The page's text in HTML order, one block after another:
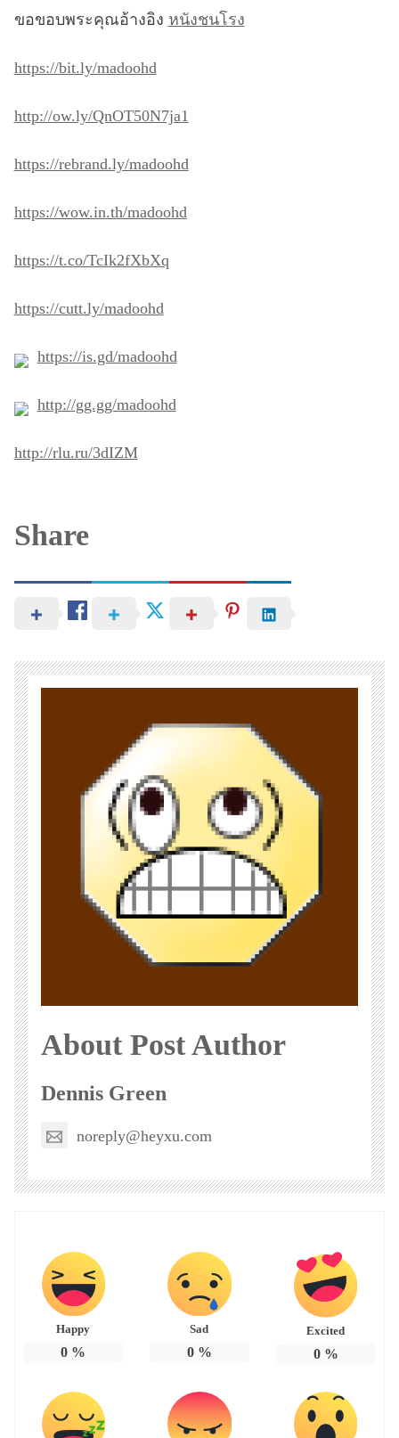
ขอขอบพระคุณอ้างอิง หนังชนโรง
https://bit.ly/madoohd
http://ow.ly/QnOT50N7ja1
https://rebrand.ly/madoohd
https://wow.in.th/madoohd
https://t.co/TcIk2fXbXq
https://cutt.ly/madoohd
https://is.gd/madoohd
http://gg.gg/madoohd
http://rlu.ru/3dIZM
Share
About Post Author
Dennis Green
noreply@heyxu.com
Happy
0 %
Sad
0%
Excited
0%